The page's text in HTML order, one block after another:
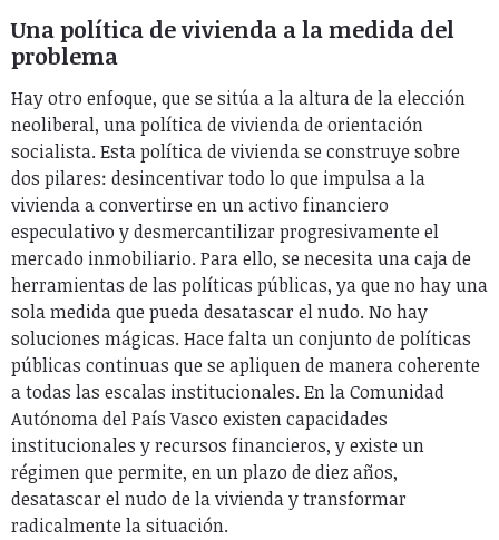
Una política de vivienda a la medida del
problema
Hay otro enfoque, que se sitúa a la altura de la elección
neoliberal, una política de vivienda de orientación
socialista. Esta política de vivienda se construye sobre
dos pilares: desincentivar todo lo que impulsa a la
vivienda a convertirse en un activo financiero
especulativo y desmercantilizar progresivamente el
mercado inmobiliario. Para ello, se necesita una caja de
herramientas de las políticas públicas, ya que no hay una
sola medida que pueda desatascar el nudo. No hay
soluciones mágicas. Hace falta un conjunto de políticas
públicas continuas que se apliquen de manera coherente
a todas las escalas institucionales. En la Comunidad
Autónoma del País Vasco existen capacidades
institucionales y recursos financieros, y existe un
régimen que permite, en un plazo de diez años,
desatascar el nudo de la vivienda y transformar
radicalmente la situación.